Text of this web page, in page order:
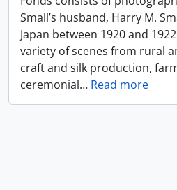
Small’s husband, Harry M.
Japan between 1920 and
variety of scenes from rural
craft and silk production,
ceremonial… Read more